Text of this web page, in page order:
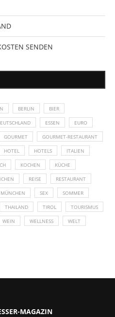
SENDEN
BERLIN BIER
ESSEN EURO
GOURMET GOURMET-RESTAURANT
HOTEL HOTELS ITALIEN
KOCHEN KÜCHE
REISE RESTAURANT
SEX SOMMER
THAILAND TIROL TOURISMUS
WEIN WELLNESS WELT
MAGAZIN